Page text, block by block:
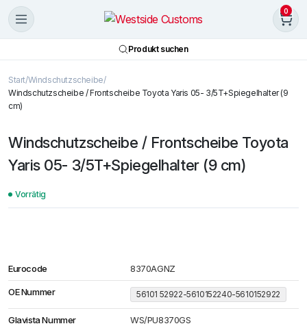
0
Produkt suchen
Start Windschutzscheibe
Windschutzscheibe / Frontscheibe Toyota Yaris 05- 3/5T+Spiegelhalter (9
cm)
Windschutzscheibe / Frontscheibe Toyota
Yaris 05- 3/5T+Spiegelhalter (9 cm)
Vorrätig
Eurocode 8370AGNZ
OE Nummer 56101 52922-5610152240-5610152922
Glavista Nummer WS/PU8370GS